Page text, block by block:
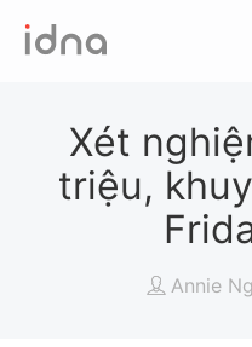
Xét nghiệm ADN
Tầm soát ung
Làm khai sinh
Xét
triệu,
Annie Ng